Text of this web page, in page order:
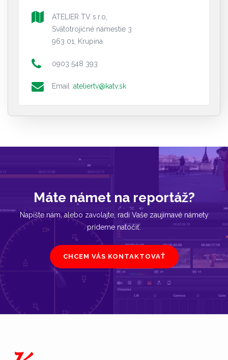
ATELIER TV s.r.o,
Svätotrojičné námestie 3
963 01, Krupina
0903 548 393
Email :ateliertv@katv.sk
Máte námet na reportáž?
Napíšte nám, alebo zavolajte, radi Vaše zaujímavé námety
prídeme natočiť.
CHCEM VÁS KONTAKTOVAŤ